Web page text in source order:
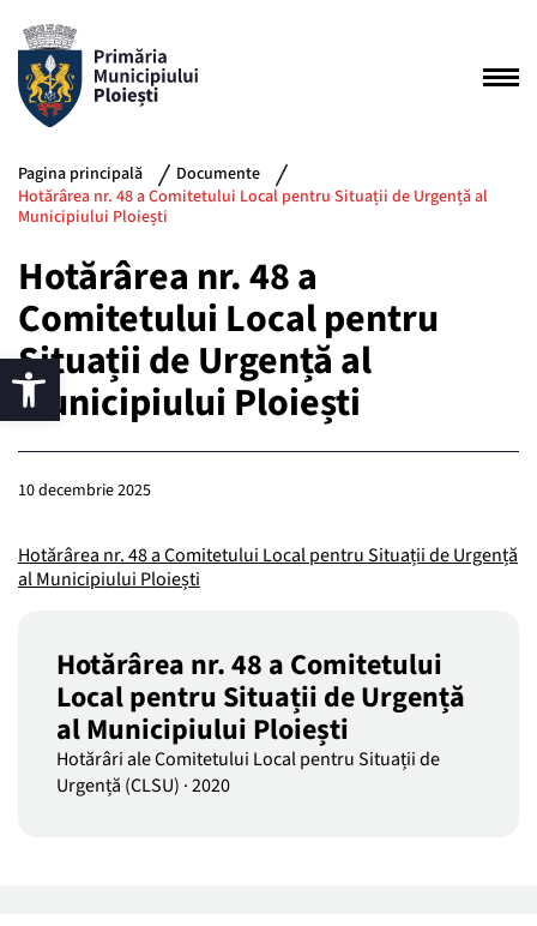
Pagina principală
Documente
Hotărârea nr. 48 a Comitetului Local pentru Situații de Urgență al
Municipiului Ploiești
Hotărârea nr. 48 a
Comitetului Local pentru
Situații de Urgență al
Municipiului Ploiești
10 decembrie 2025
Hotărârea nr. 48 a Comitetului Local pentru Situații de Urgență
al Municipiului Ploiești
Hotărârea nr. 48 a Comitetului
Local pentru Situații de Urgență
al Municipiului Ploiești
Hotărâri ale Comitetului Local pentru Situații de
Urgență (CLSU) ·2020